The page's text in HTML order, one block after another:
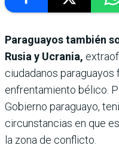
Paraguayos también
Rusia y Ucrania,
ciudadanos
enfrentamiento bélico.
Gobierno paraguayo,
circunstancias en que
la zona de conflicto.